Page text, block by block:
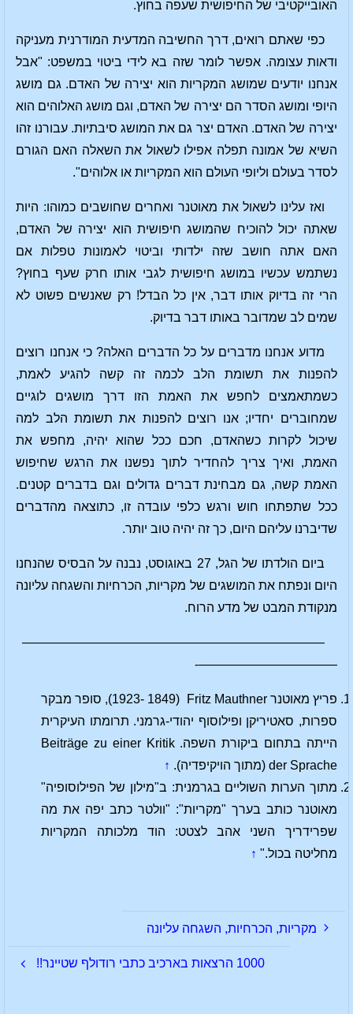
האובייקטיבי של החיפושית שעפה בחוץ.
כפי שאתם רואים, דרך החשיבה המדעית המודרנית מעניקה
ודאות עצומה. אפשר לומר שזה בא לידי ביטוי במשפט: "אבל
אנחנו יודעים שמושג המקריות הוא יצירה של האדם. גם מושג
היופי ומושג הסדר הם יצירה של האדם, וגם מושג האלוהים הוא
יצירה של האדם. האדם יצר גם את המושג סיבתיות. עבורנו זהו
השיא של אמונה תפלה אפילו לשאול את השאלה האם הגורם
לסדר בעולם וליופי העולם הוא המקריות או אלוהים".
ואז עלינו לשאול את מאוטנר ואחרים שחושבים כמוהו: היות
שאתה יכול להוכיח שהמושג חיפושית הוא יצירה של האדם,
האם אתה חושב שזה ילדותי וביטוי לאמונות טפלות אם
נשתמש עכשיו במושג חיפושית לגבי אותו חרק שעף בחוץ?
הרי זה בדיוק אותו דבר, אין כל הבדל! רק שאנשים פשוט לא
שמים לב שמדובר באותו דבר בדיוק.
מדוע אנחנו מדברים על כל הדברים האלה? כי אנחנו רוצים
להפנות את תשומת הלב לכמה זה קשה להגיע לאמת,
כשמתאמצים לחפש את האמת הזו דרך מושגים לוגיים
שמחוברים יחדיו; אנו רוצים להפנות את תשומת הלב למה
שיכול לקרות כשהאדם, חכם ככל שהוא יהיה, מחפש את
האמת, ואיך צריך להחדיר לתוך נפשנו את הרגש שחיפוש
האמת קשה, גם מבחינת דברים גדולים וגם בדברים קטנים.
ככל שתפתחו חוש ורגש כלפי עובדה זו, כתוצאה מהדברים
שדיברנו עליהם היום, כך זה יהיה טוב יותר.
ביום הולדתו של הגל, 27 באוגוסט, נבנה על הבסיס שהנחנו
היום ונפתח את המושגים של מקריות, הכרחיות והשגחה עליונה
מנקודת המבט של מדע הרוח.
————————————————————————
———————————-
פריץ מאוטנר Fritz Mauthner ‏ (1849 -1923), סופר מבקר
ספרות, סאטיריקן ופילוסוף יהודי-גרמני. תרומתו העיקרית
הייתה בתחום ביקורת השפה. Beiträge zu einer Kritik
der Sprache (מתוך הויקיפדיה).
↑
מתוך הערות השוליים בגרמנית: ב"מילון של הפילוסופיה"
מאוטנר כותב בערך "מקריות": "וולטר כתב יפה את מה
שפרידריך השני אהב לצטט: הוד מלכותה המקריות
מחליטה בכול." ↑
מקריות, הכרחיות, השגחה עליונה
1000 הרצאות בארכיב כתבי רודולף שטיינר!!